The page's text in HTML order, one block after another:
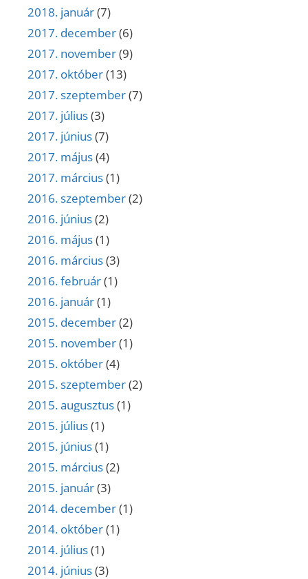
2018. január(7)
2017. december(6)
2017. november(9)
2017. október(13)
2017. szeptember(7)
2017. július(3)
2017. június(7)
2017. május(4)
2017. március(1)
2016. szeptember(2)
2016. június(2)
2016. május(1)
2016. március(3)
2016. február(1)
2016. január(1)
2015. december(2)
2015. november(1)
2015. október(4)
2015. szeptember(2)
2015. augusztus(1)
2015. július(1)
2015. június(1)
2015. március(2)
2015. január(3)
2014. december(1)
2014. október(1)
2014. július(1)
2014. június(3)